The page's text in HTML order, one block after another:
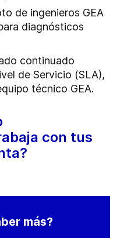
de ingenieros GEA
diagnósticos
continuado
de Servicio (SLA),
técnico GEA.
con tus
más?